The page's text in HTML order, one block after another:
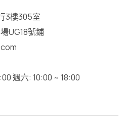
3樓305室
UG18號鋪
週六: 10:00 ~ 18:00